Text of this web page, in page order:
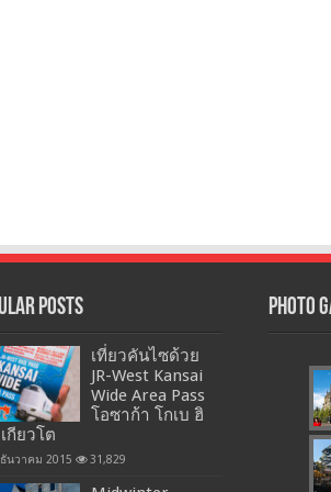
Posts
เที่ยวคันไซด้วย
JR-West Kansai
Wide Area Pass
โอซาก้า โกเบ ฮิ
กียวโต
นวาคม 2015 31,829
Photo